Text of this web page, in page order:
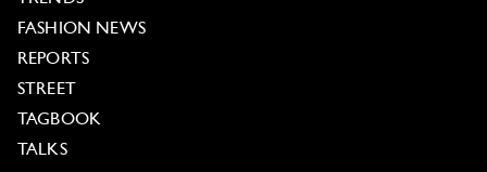
FASHION NEWS
REPORTS
STREET
TAGBOOK
TALKS